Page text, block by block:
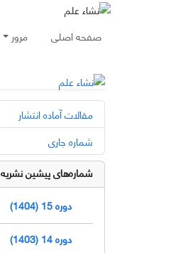
صفحه اصلی مرور
مقالات آماده انتشار
شماره جاری
شماره‌های پیشین نشریه
دوره 15 (1404)
دوره 14 (1403)